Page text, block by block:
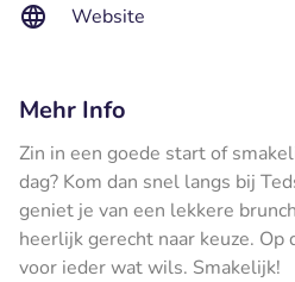
Website
Mehr Info
Zin in een goede start of
dag? Kom dan snel langs bij
geniet je van een lekkere
heerlijk gerecht naar keuze.
voor ieder wat wils. Smakelijk!